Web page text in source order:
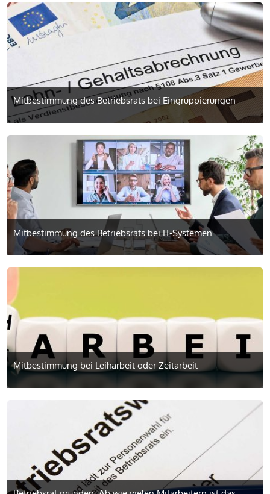
Mitbestimmung des Betriebsrats bei Eingruppierungen
Mitbestimmung des Betriebsrats bei IT-Systemen
Mitbestimmung bei Leiharbeit oder Zeitarbeit